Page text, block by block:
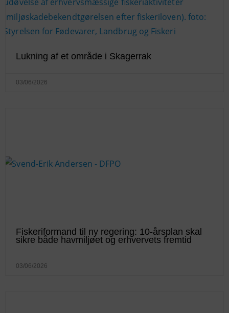
Lukning af et område i Skagerrak
03/06/2026
Fiskeriformand til ny regering: 10-årsplan skal
sikre både havmiljøet og erhvervets fremtid
03/06/2026